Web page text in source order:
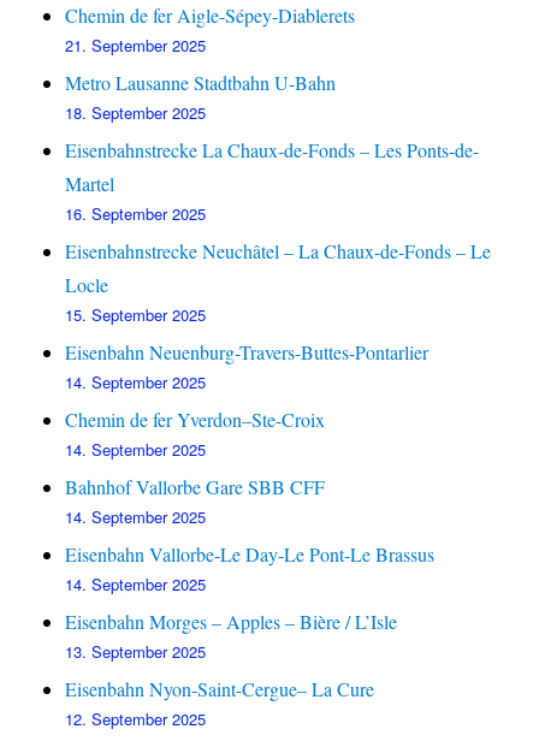
Chemin de fer Aigle-Sépey-Diablerets
21. September 2025
Metro Lausanne Stadtbahn U-Bahn
18. September 2025
Eisenbahnstrecke La Chaux-de-Fonds – Les Ponts-de-
Martel
16. September 2025
Eisenbahnstrecke Neuchâtel – La Chaux-de-Fonds – Le
Locle
15. September 2025
Eisenbahn Neuenburg-Travers-Buttes-Pontarlier
14. September 2025
Chemin de fer Yverdon–Ste-Croix
14. September 2025
Bahnhof Vallorbe Gare SBB CFF
14. September 2025
Eisenbahn Vallorbe-Le Day-Le Pont-Le Brassus
14. September 2025
Eisenbahn Morges – Apples – Bière / L’Isle
13. September 2025
Eisenbahn Nyon-Saint-Cergue– La Cure
12. September 2025